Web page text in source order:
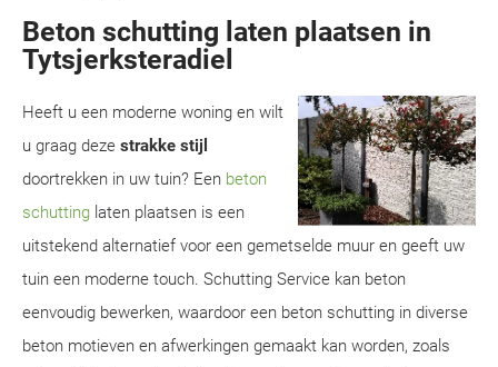
Beton schutting laten plaatsen in
Tytsjerksteradiel
Heeft u een moderne woning en wilt
u graag deze strakke stijl
doortrekken in uw tuin? Een beton
schutting laten plaatsen is een
uitstekend alternatief voor een gemetselde muur en geeft uw
tuin een moderne touch. Schutting Service kan beton
eenvoudig bewerken, waardoor een beton schutting in diverse
beton motieven en afwerkingen gemaakt kan worden, zoals